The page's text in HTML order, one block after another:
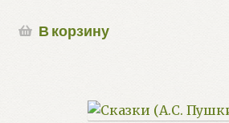
В корзину